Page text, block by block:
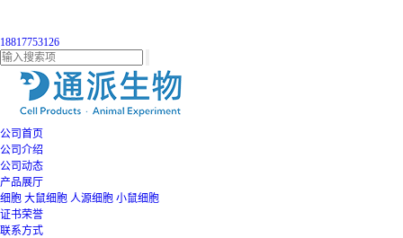
18817753126
公司首页
公司介绍
公司动态
产品展厅
细胞 大鼠细胞 人源细胞 小鼠细胞
证书荣誉
联系方式